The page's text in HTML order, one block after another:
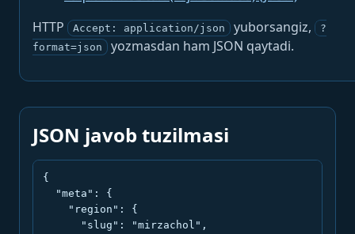
HTTP
Accept: application/json yuborsangiz,
?
format=json
yozmasdan ham JSON qaytadi.
JSON javob tuzilmasi
{
  "meta": {
    "region": {
      "slug": "mirzachol",